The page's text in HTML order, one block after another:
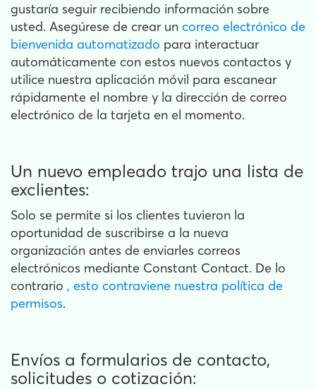
gustaría seguir recibiendo información sobre
usted. Asegúrese de crear un correo electrónico de
bienvenida automatizado para interactuar
automáticamente con estos nuevos contactos y
utilice nuestra aplicación móvil para escanear
rápidamente el nombre y la dirección de correo
electrónico de la tarjeta en el momento.
Un nuevo empleado trajo una lista de
exclientes:
Solo se permite si los clientes tuvieron la
oportunidad de suscribirse a la nueva
organización antes de enviarles correos
electrónicos mediante Constant Contact. De lo
contrario , esto contraviene nuestra política de
permisos.
Envíos a formularios de contacto,
solicitudes o cotización: